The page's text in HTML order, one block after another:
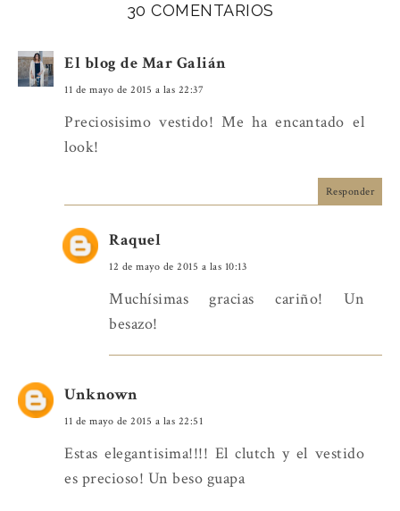
30 COMENTARIOS
El blog de Mar Galián
11 de mayo de 2015 a las 22:37
Preciosisimo vestido! Me ha encantado el
look!
Responder
Raquel
12 de mayo de 2015 a las 10:13
Muchísimas gracias cariño! Un
besazo!
Unknown
11 de mayo de 2015 a las 22:51
Estas elegantisima!!!! El clutch y el vestido
es precioso! Un beso guapa